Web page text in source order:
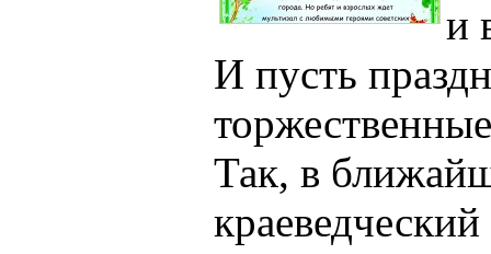
и
И пусть
Так, в